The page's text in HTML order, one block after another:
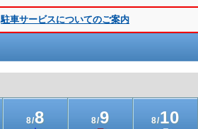
駐車サービスについてのご案内
8/8 8/9 8/10